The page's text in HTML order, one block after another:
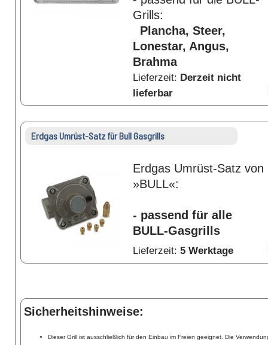
Grills:
Plancha, Steer,
Lonestar, Angus,
Brahma
Lieferzeit: Derzeit nicht
lieferbar
Erdgas Umrüst-Satz für Bull Gasgrills
Erdgas Umrüst-Satz von
»BULL«:
- passend für alle
BULL-Gasgrills
Lieferzeit: 5 Werktage
Sicherheitshinweise:
Dieser Grill ist ausschließlich für den Einbau im Freien geeignet. Die